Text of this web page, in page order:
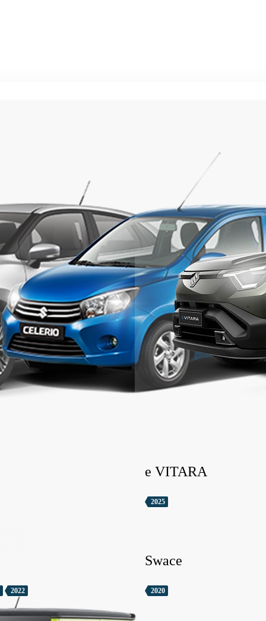
e VITARA
2025
2022
Swace
2020